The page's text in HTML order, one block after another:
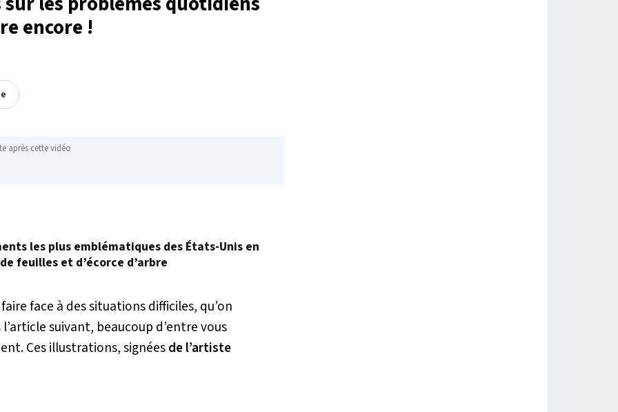
encore !
après cette vidéo
les plus emblématiques des États-Unis en
feuilles et d’écorce d’arbre
face à des situations difficiles, qu’on
suivant, beaucoup d’entre vous
Ces illustrations, signéesde l’artiste